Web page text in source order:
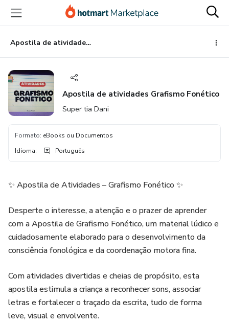
para
conteúdo
principal
para
pagamento
para
rodapé
Apostila de atividades Grafismo Fonético
Apostila de atividades Grafismo Fonético
Super tia Dani
Formato: eBooks ou Documentos
Idioma: Português
✨ Apostila de Atividades – Grafismo Fonético ✨
Desperte o interesse, a atenção e o prazer de aprender
com a Apostila de Grafismo Fonético, um material lúdico e
cuidadosamente elaborado para o desenvolvimento da
consciência fonológica e da coordenação motora fina.
Com atividades divertidas e cheias de propósito, esta
apostila estimula a criança a reconhecer sons, associar
letras e fortalecer o traçado da escrita, tudo de forma
leve, visual e envolvente.